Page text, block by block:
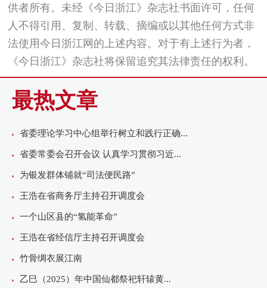
供者所有。未经《今日浙江》杂志社书面许可，任何
人不得引用、复制、转载、摘编或以其他任何方式非
法使用今日浙江网的上述内容。对于有上述行为者，
《今日浙江》杂志社将保留追究其法律责任的权利。
最热文章